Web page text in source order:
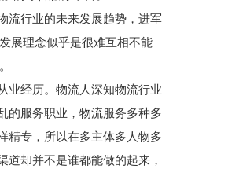
流行业的未来发展趋势，进军
展理念似乎是很难互相不能
业经历。物流人深知物流行业
的服务职业，物流服务多种多
精专，所以在多主体多人物多
却并不是谁都能做的起来，